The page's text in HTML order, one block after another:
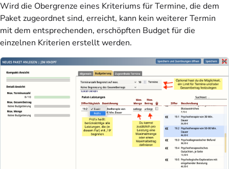
Wird die Obergrenze eines Kriteriums für Termine, die dem
Paket zugeordnet sind, erreicht, kann kein weiterer Termin
mit dem entsprechenden, erschöpften Budget für die
einzelnen Kriterien erstellt werden.